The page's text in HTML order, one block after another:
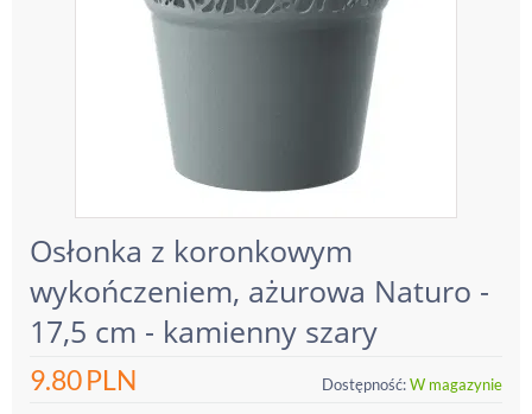
Osłonka z koronkowym
wykończeniem, ażurowa Naturo -
17,5 cm - kamienny szary
9.80PLN Dostępność:W magazynie